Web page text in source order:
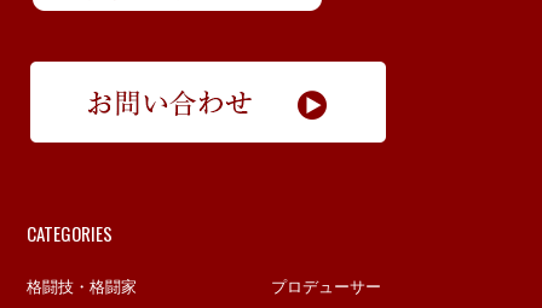
CATEGORIES
格闘技・格闘家
プロデューサー